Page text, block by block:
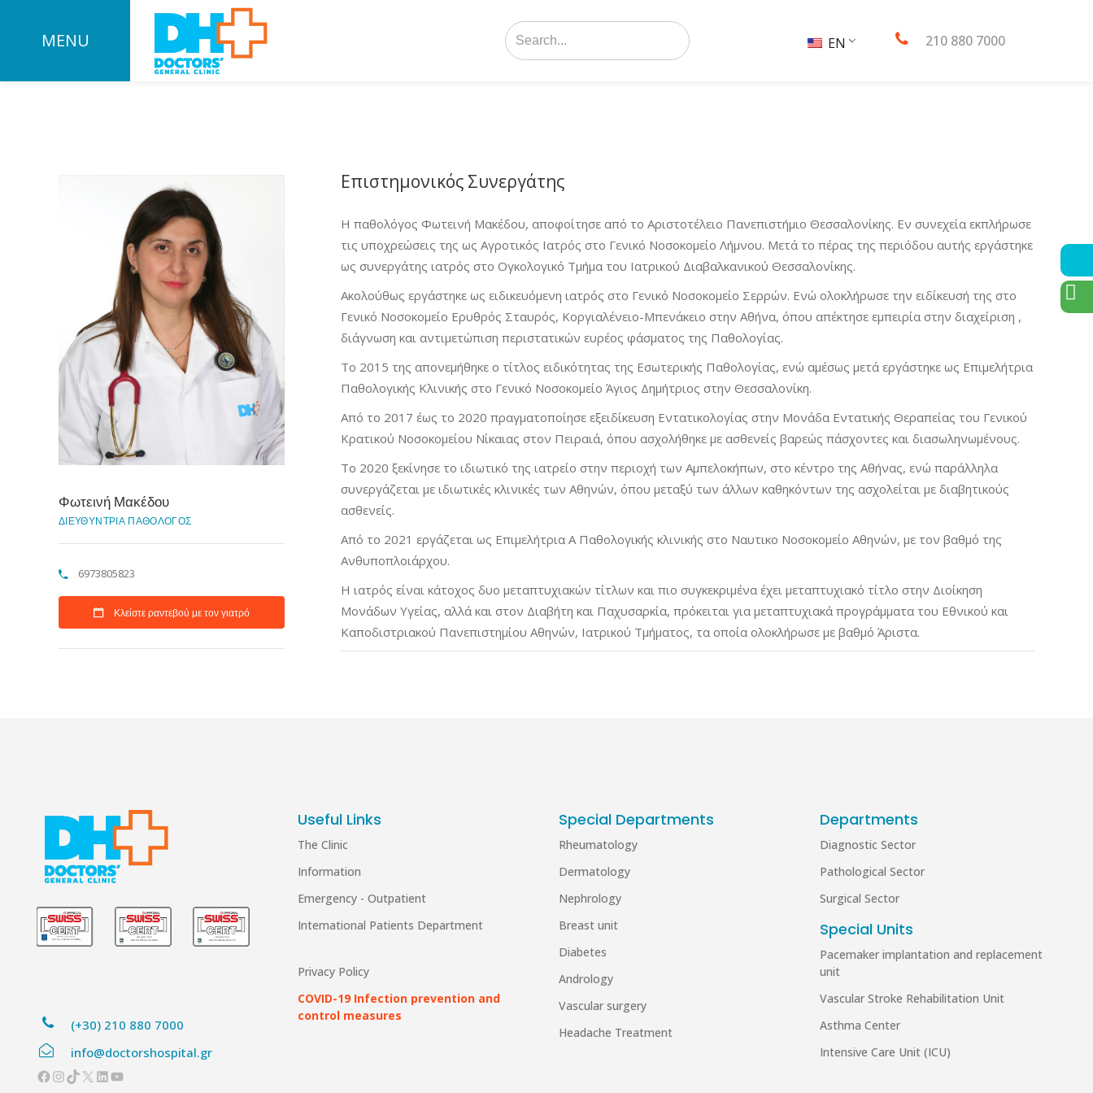
MENU
Search
for: EN 210 880 7000
Φωτεινή Μακέδου
ΔΙΕΥΘΥΝΤΡΙΑ ΠΑΘΟΛΟΓΟΣ
6973805823
Κλείστε ραντεβού με τον γιατρό
Επιστημονικός Συνεργάτης
Η παθολόγος Φωτεινή Μακέδου, αποφοίτησε από το Αριστοτέλειο Πανεπιστήμιο Θεσσαλονίκης. Εν συνεχεία εκπλήρωσε
τις υποχρεώσεις της ως Αγροτικός Ιατρός στο Γενικό Νοσοκομείο Λήμνου. Μετά το πέρας της περιόδου αυτής εργάστηκε
ως συνεργάτης ιατρός στο Ογκολογικό Τμήμα του Ιατρικού Διαβαλκανικού Θεσσαλονίκης.
Ακολούθως εργάστηκε ως ειδικευόμενη ιατρός στο Γενικό Νοσοκομείο Σερρών. Ενώ ολοκλήρωσε την ειδίκευσή της στο
Γενικό Νοσοκομείο Ερυθρός Σταυρός, Κοργιαλένειο-Μπενάκειο στην Αθήνα, όπου απέκτησε εμπειρία στην διαχείριση ,
διάγνωση και αντιμετώπιση περιστατικών ευρέος φάσματος της Παθολογίας.
Το 2015 της απονεμήθηκε ο τίτλος ειδικότητας της Εσωτερικής Παθολογίας, ενώ αμέσως μετά εργάστηκε ως Επιμελήτρια
Παθολογικής Κλινικής στο Γενικό Νοσοκομείο Άγιος Δημήτριος στην Θεσσαλονίκη.
Από το 2017 έως το 2020 πραγματοποίησε εξειδίκευση Εντατικολογίας στην Μονάδα Εντατικής Θεραπείας του Γενικού
Κρατικού Νοσοκομείου Νίκαιας στον Πειραιά, όπου ασχολήθηκε με ασθενείς βαρεώς πάσχοντες και διασωληνωμένους.
Το 2020 ξεκίνησε το ιδιωτικό της ιατρείο στην περιοχή των Αμπελοκήπων, στο κέντρο της Αθήνας, ενώ παράλληλα
συνεργάζεται με ιδιωτικές κλινικές των Αθηνών, όπου μεταξύ των άλλων καθηκόντων της ασχολείται με διαβητικούς
ασθενείς.
Από το 2021 εργάζεται ως Επιμελήτρια Α Παθολογικής κλινικής στο Ναυτικο Νοσοκομείο Αθηνών, με τον βαθμό της
Ανθυποπλοιάρχου.
Η ιατρός είναι κάτοχος δυο μεταπτυχιακών τίτλων και πιο συγκεκριμένα έχει μεταπτυχιακό τίτλο στην Διοίκηση
Μονάδων Υγείας, αλλά και στον Διαβήτη και Παχυσαρκία, πρόκειται για μεταπτυχιακά προγράμματα του Εθνικού και
Καποδιστριακού Πανεπιστημίου Αθηνών, Ιατρικού Τμήματος, τα οποία ολοκλήρωσε με βαθμό Άριστα.
(+30) 210 880 7000
info@doctorshospital.gr
Facebook
Instagram
TikTok
X LinkedIn
YouTube
Useful Links
The Clinic
Information
Emergency - Outpatient
International Patients Department
Privacy Policy
COVID-19 Infection prevention and
control measures
Special Departments
Rheumatology
Dermatology
Nephrology
Breast unit
Diabetes
Andrology
Vascular surgery
Headache Treatment
Departments
Diagnostic Sector
Pathological Sector
Surgical Sector
Special Units
Pacemaker implantation and replacement
unit
Vascular Stroke Rehabilitation Unit
Asthma Center
Intensive Care Unit (ICU)